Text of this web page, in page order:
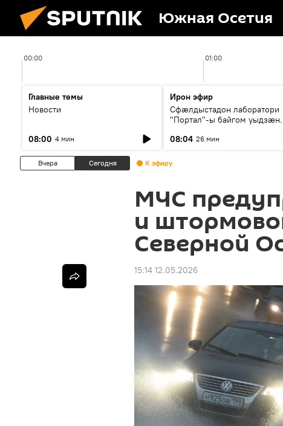
Южная Осетия
00:00 01:00
Главные темы
Новости
08:00 4 мин
Ирон эфир
Сфæлдыстадон лаборатори
"Портал"-ы байгом уыдзæн
Æхсары куыстыты равдыст
08:04 26 мин
Вчера Сегодня К эфиру
МЧС
и
Северной
15:14 12.05.2026